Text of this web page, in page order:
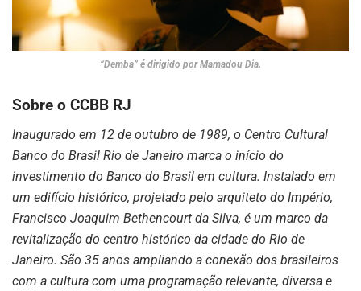
“Demba” é dirigido por Mamadou Dia.
Sobre o CCBB RJ
Inaugurado em 12 de outubro de 1989, o Centro Cultural
Banco do Brasil Rio de Janeiro marca o início do
investimento do Banco do Brasil em cultura. Instalado em
um edifício histórico, projetado pelo arquiteto do Império,
Francisco Joaquim Bethencourt da Silva, é um marco da
revitalização do centro histórico da cidade do Rio de
Janeiro. São 35 anos ampliando a conexão dos brasileiros
com a cultura com uma programação relevante, diversa e